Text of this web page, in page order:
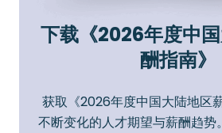
下载《2026年度中
酬指南》
获取《2026年度中国大陆地区
不断变化的人才期望与薪酬趋势